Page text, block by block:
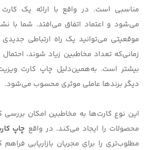
مناسبی است. در واقع با ارائه یک
می‌شود و اعتماد اتفاق می‌افتد. شما با
موقعیتی می‌توانید یک راه ارتباطی جدیدی
زمانی‌که تعداد مخاطبین زیاد شوند،
بیشتر است. به‌همین‌دلیل چاپ کارت
دیگر برندها عاملی موثری محسوب می‌شود.
این نوع کارت‌ها به مخاطبین امکان بررسی
محصولات را ایجاد می‌کند. در واقع چاپ
مطلوب‌تری را برای مجریان بازاریابی